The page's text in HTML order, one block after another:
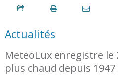
Actualités
MeteoLux enregistre le
plus chaud depuis 1947